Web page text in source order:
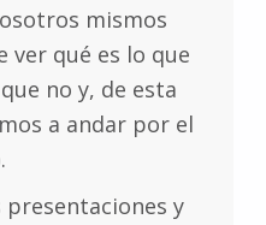
mismos
ver qué es lo que
no y, de esta
a andar por el
y